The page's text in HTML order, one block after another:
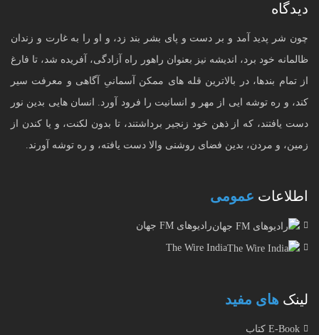
دیدگاه
چون شر پدید آمد و بر دست و پای بشر بند زد، و او را به غارت و زندان
ظالمانه خود برد، اندیشه نیز بعنوان راهور راه آزادگی، آفریده شد، تا فارغ
از تمام بندها، در بالاترین قله های ممکن آسمانیِ آگاهی و معرفت سیر
کند، و ره توشه ایی از مهر و انسانیت را فرود آورد. انسان هایی بدین نور
دست یافتند، که از ذهن خود زنجیر برداشتند، تا بدون لکنت، و یا کندن از
زمین، و مردن، بدین فضای روشنی والا دست یافته، و ره توشه آورند.
اطلاعات عمومی
رادیوهای FM جهان
The Wire India
لینک های مفید
E-Book کتاب